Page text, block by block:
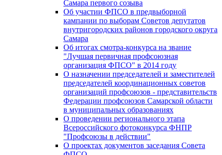
Самара первого созыва
Об участии ФПСО в предвыборной
кампании по выборам Советов депутатов
внутригородских районов городского округа
Самара
Об итогах смотра-конкурса на звание
"Лучшая первичная профсоюзная
организация ФПСО" в 2014 году
О назначении председателей и заместителей
председателей координационных советов
организаций профсоюзов - представительств
Федерации профсоюзов Самарской области
в муниципальных образованиях
О проведении регионального этапа
Всероссийского фотоконкурса ФНПР
"Профсоюзы в действии"
О проектах документов заседания Совета